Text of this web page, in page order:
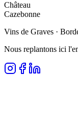
Château
Cazebonne
Vins de Graves ·
Nous replantons ici